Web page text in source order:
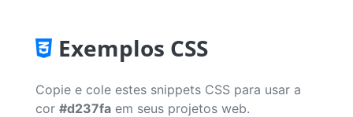
Exemplos CSS
Copie e cole estes snippets CSS para usar a
cor #d237fa em seus projetos web.